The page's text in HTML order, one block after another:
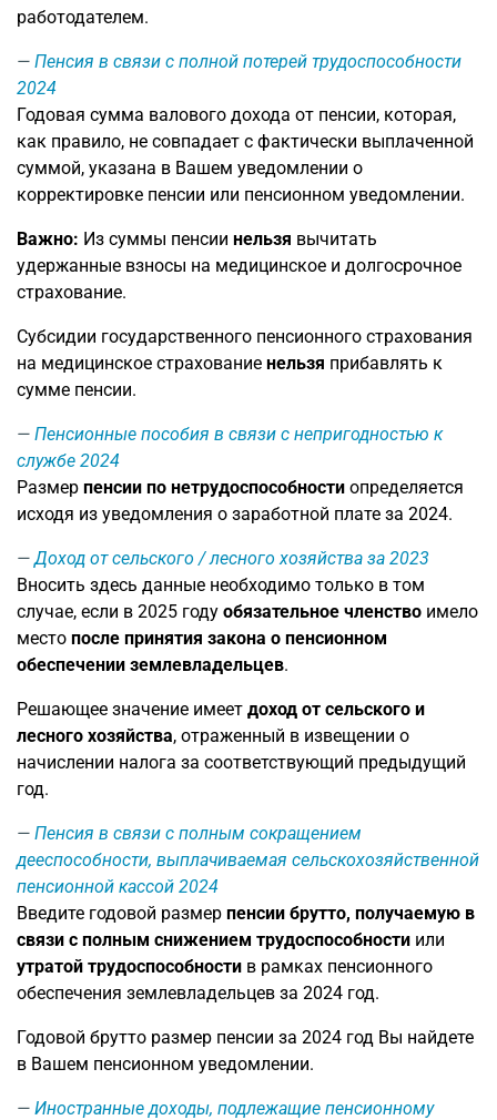
работодателем.
Пенсия в связи с полной потерей трудоспособности
2024
Годовая сумма валового дохода от пенсии, которая,
как правило, не совпадает с фактически выплаченной
суммой, указана в Вашем уведомлении о
корректировке пенсии или пенсионном уведомлении.
Важно: Из суммы пенсии нельзя вычитать
удержанные взносы на медицинское и долгосрочное
страхование.
Субсидии государственного пенсионного страхования
на медицинское страхование нельзя прибавлять к
сумме пенсии.
Пенсионные пособия в связи с непригодностью к
службе 2024
Размер пенсии по нетрудоспособности определяется
исходя из уведомления о заработной плате за 2024.
Доход от сельского / лесного хозяйства за 2023
Вносить здесь данные необходимо только в том
случае, если в 2025 году обязательное членство имело
место после принятия закона о пенсионном
обеспечении землевладельцев.
Решающее значение имеет доход от сельского и
лесного хозяйства, отраженный в извещении о
начислении налога за соответствующий предыдущий
год.
Пенсия в связи с полным сокращением
дееспособности, выплачиваемая сельскохозяйственной
пенсионной кассой 2024
Введите годовой размер пенсии брутто, получаемую в
связи с полным снижением трудоспособности или
утратой трудоспособности в рамках пенсионного
обеспечения землевладельцев за 2024 год.
Годовой брутто размер пенсии за 2024 год Вы найдете
в Вашем пенсионном уведомлении.
Иностранные доходы, подлежащие пенсионному